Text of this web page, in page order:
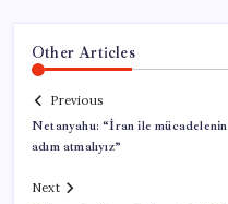
Other Articles
Previous
Netanyahu: “İran ile
adım atmalıyız”
Next